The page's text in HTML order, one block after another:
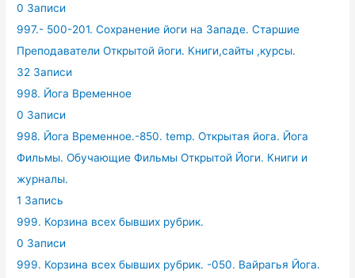
0 Записи
997.- 500-201. Сохранение йоги на Западе. Старшие
Преподаватели Открытой йоги. Книги,сайты ,курсы.
32 Записи
998. Йога Временное
0 Записи
998. Йога Временное.-850. temp. Открытая йога. Йога
Фильмы. Обучающие Фильмы Открытой Йоги. Книги и
журналы.
1 Запись
999. Корзина всех бывших рубрик.
0 Записи
999. Корзина всех бывших рубрик. -050. Вайрагья Йога.